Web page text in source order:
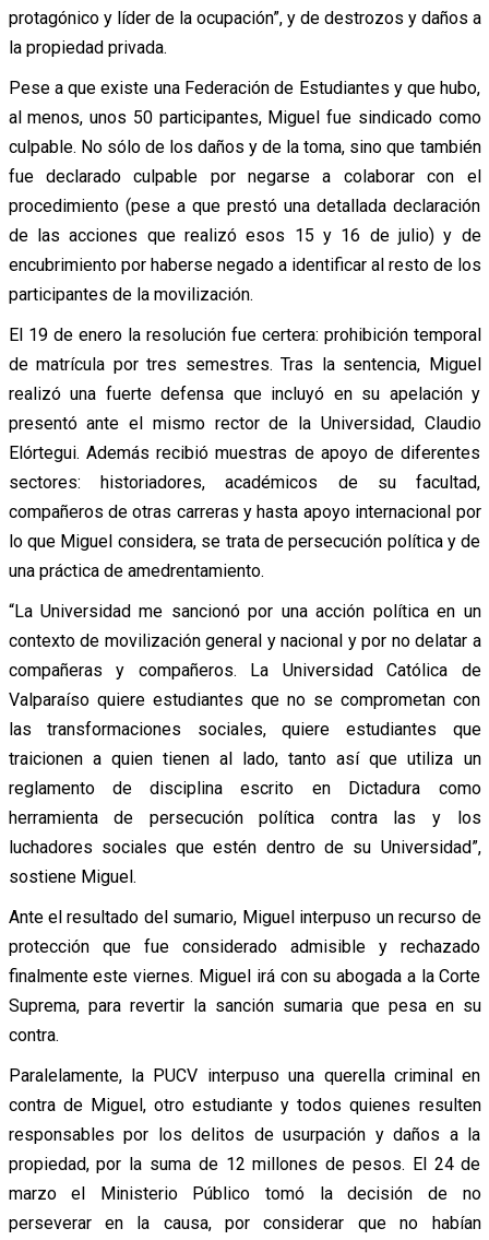
protagónico y líder de la ocupación”, y de destrozos y daños a
la propiedad privada.
Pese a que existe una Federación de Estudiantes y que hubo,
al menos, unos 50 participantes, Miguel fue sindicado como
culpable. No sólo de los daños y de la toma, sino que también
fue declarado culpable por negarse a colaborar con el
procedimiento (pese a que prestó una detallada declaración
de las acciones que realizó esos 15 y 16 de julio) y de
encubrimiento por haberse negado a identificar al resto de los
participantes de la movilización.
El 19 de enero la resolución fue certera: prohibición temporal
de matrícula por tres semestres. Tras la sentencia, Miguel
realizó una fuerte defensa que incluyó en su apelación y
presentó ante el mismo rector de la Universidad, Claudio
Elórtegui. Además recibió muestras de apoyo de diferentes
sectores: historiadores, académicos de su facultad,
compañeros de otras carreras y hasta apoyo internacional por
lo que Miguel considera, se trata de persecución política y de
una práctica de amedrentamiento.
“La Universidad me sancionó por una acción política en un
contexto de movilización general y nacional y por no delatar a
compañeras y compañeros. La Universidad Católica de
Valparaíso quiere estudiantes que no se comprometan con
las transformaciones sociales, quiere estudiantes que
traicionen a quien tienen al lado, tanto así que utiliza un
reglamento de disciplina escrito en Dictadura como
herramienta de persecución política contra las y los
luchadores sociales que estén dentro de su Universidad”,
sostiene Miguel.
Ante el resultado del sumario, Miguel interpuso un recurso de
protección que fue considerado admisible y rechazado
finalmente este viernes. Miguel irá con su abogada a la Corte
Suprema, para revertir la sanción sumaria que pesa en su
contra.
Paralelamente, la PUCV interpuso una querella criminal en
contra de Miguel, otro estudiante y todos quienes resulten
responsables por los delitos de usurpación y daños a la
propiedad, por la suma de 12 millones de pesos. El 24 de
marzo el Ministerio Público tomó la decisión de no
perseverar en la causa, por considerar que no habían